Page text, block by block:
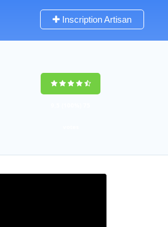
Inscription Artisan